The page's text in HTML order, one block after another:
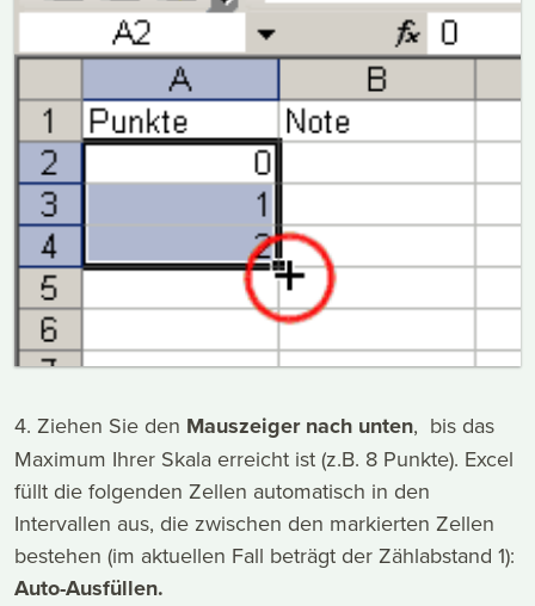
4. Ziehen Sie den Mauszeiger nach unten, bis das
Maximum Ihrer Skala erreicht ist (z.B. 8 Punkte). Excel
füllt die folgenden Zellen automatisch in den
Intervallen aus, die zwischen den markierten Zellen
bestehen (im aktuellen Fall beträgt der Zählabstand 1):
Auto-Ausfüllen.